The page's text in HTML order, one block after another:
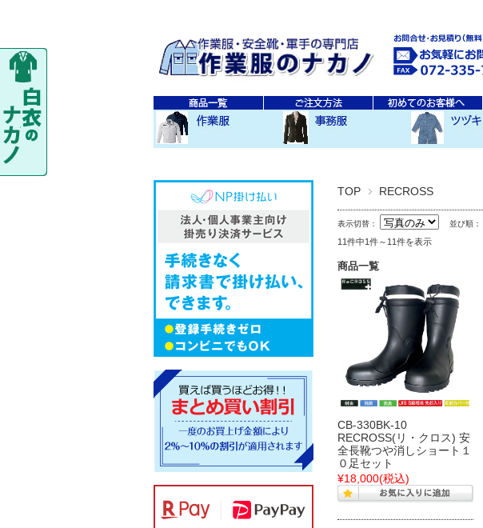
TOP RECROSS
表示切替： 並び順：
11件中1件～11件を表示
商品一覧
CB-330BK-10
RECROSS(リ・クロス) 安
全長靴つや消しショート１
０足セット
¥18,000(税込)